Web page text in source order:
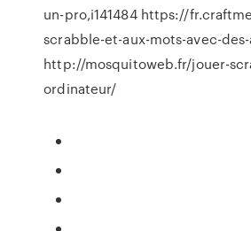
un-pro,i141484 https://
scrabble-et-aux-mots-avec-
http://mosquitoweb.fr/jouer-
ordinateur/